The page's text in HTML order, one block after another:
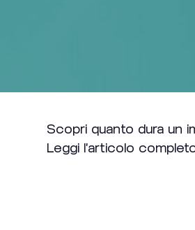
Scopri quanto dura un
Leggi l'articolo